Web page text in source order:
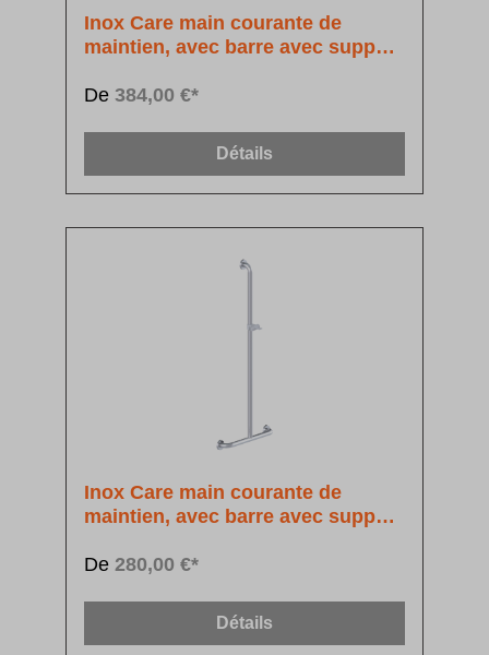
Inox Care main courante de
maintien, avec barre avec support
De 384,00 €*
Détails
Inox Care main courante de
maintien, avec barre avec support
De 280,00 €*
Détails